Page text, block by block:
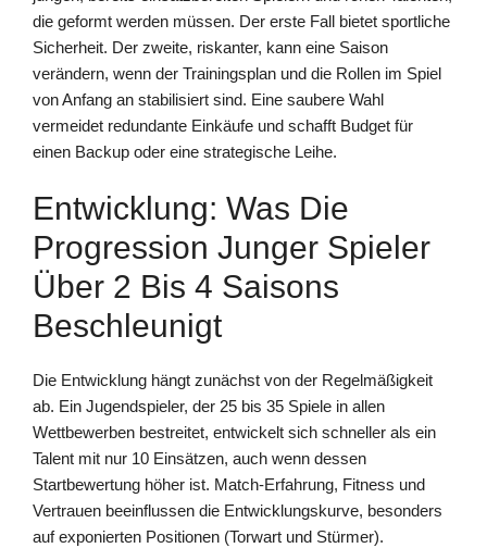
die geformt werden müssen. Der erste Fall bietet sportliche
Sicherheit. Der zweite, riskanter, kann eine Saison
verändern, wenn der Trainingsplan und die Rollen im Spiel
von Anfang an stabilisiert sind. Eine saubere Wahl
vermeidet redundante Einkäufe und schafft Budget für
einen Backup oder eine strategische Leihe.
Entwicklung: Was Die
Progression Junger Spieler
Über 2 Bis 4 Saisons
Beschleunigt
Die Entwicklung hängt zunächst von der Regelmäßigkeit
ab. Ein Jugendspieler, der 25 bis 35 Spiele in allen
Wettbewerben bestreitet, entwickelt sich schneller als ein
Talent mit nur 10 Einsätzen, auch wenn dessen
Startbewertung höher ist. Match-Erfahrung, Fitness und
Vertrauen beeinflussen die Entwicklungskurve, besonders
auf exponierten Positionen (Torwart und Stürmer).